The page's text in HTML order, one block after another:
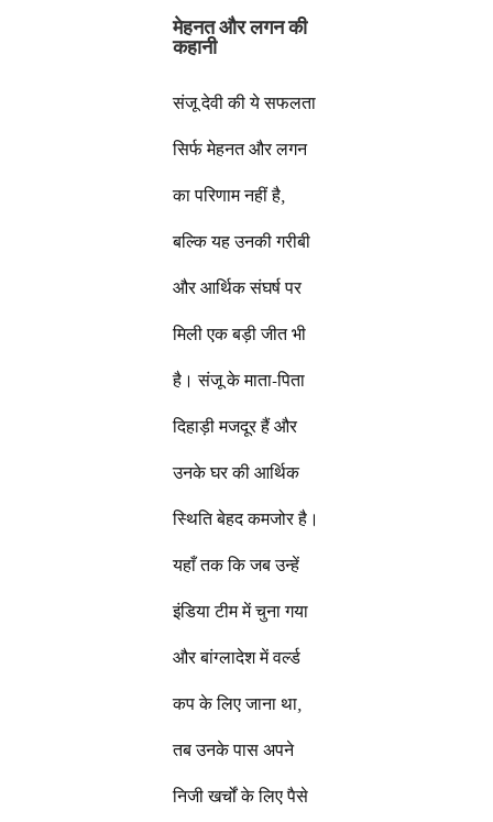
मेहनत और लगन की
कहानी
संजू देवी की ये सफलता
सिर्फ मेहनत और लगन
का परिणाम नहीं है,
बल्कि यह उनकी गरीबी
और आर्थिक संघर्ष पर
मिली एक बड़ी जीत भी
है। संजू के माता-पिता
दिहाड़ी मजदूर हैं और
उनके घर की आर्थिक
स्थिति बेहद कमजोर है।
यहाँ तक कि जब उन्हें
इंडिया टीम में चुना गया
और बांग्लादेश में वर्ल्ड
कप के लिए जाना था,
तब उनके पास अपने
निजी खर्चों के लिए पैसे